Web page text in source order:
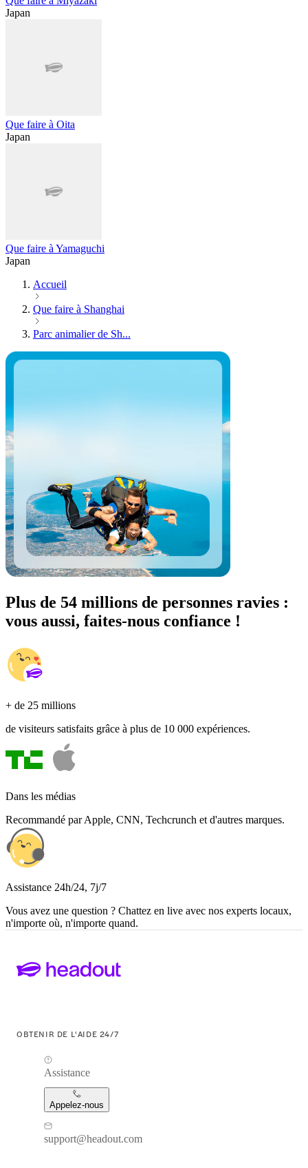
Japan
Que faire à Oita
Japan
Que faire à Yamaguchi
Japan
Accueil
Que faire à Shanghai
Parc animalier de Sh...
Plus de 54 millions de personnes ravies :
vous aussi, faites-nous confiance !
+ de 25 millions
de visiteurs satisfaits grâce à plus de 10 000 expériences.
Dans les médias
Recommandé par Apple, CNN, Techcrunch et d'autres marques.
Assistance 24h/24, 7j/7
Vous avez une question ? Chattez en live avec nos experts locaux,
n'importe où, n'importe quand.
OBTENIR DE L'AIDE 24/7
Assistance
Appelez-nous
support@headout.com